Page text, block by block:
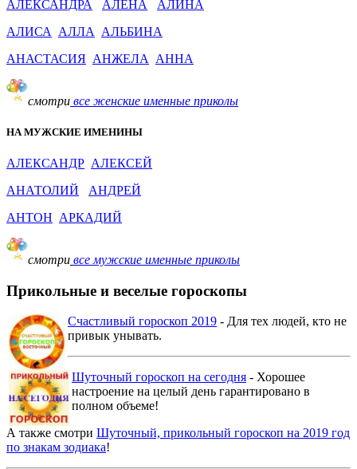
АЛЕКСАНДРА АЛЕНА
АЛИНА
АЛИСА
АЛЛА
АЛЬБИНА
АНАСТАСИЯ АНЖЕЛА АННА
смотри все женские именные приколы
НА МУЖСКИЕ ИМЕНИНЫ
АЛЕКСАНДР АЛЕКСЕЙ
АНАТОЛИЙ
АНДРЕЙ
АНТОН АРКАДИЙ
смотри все мужские именные приколы
Прикольные и веселые гороскопы
Счастливый гороскоп 2019 - Для тех людей, кто не
привык унывать.
Шуточный гороскоп на сегодня - Хорошее
настроение на целый день гарантировано в
полном объеме!
А также смотри Шуточный, прикольный гороскоп на 2019 год
по знакам зодиака!